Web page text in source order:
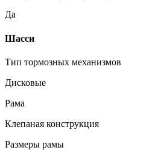
Да
Шасси
Тип тормозных механизмов
Дисковые
Рама
Клепаная конструкция
Размеры рамы